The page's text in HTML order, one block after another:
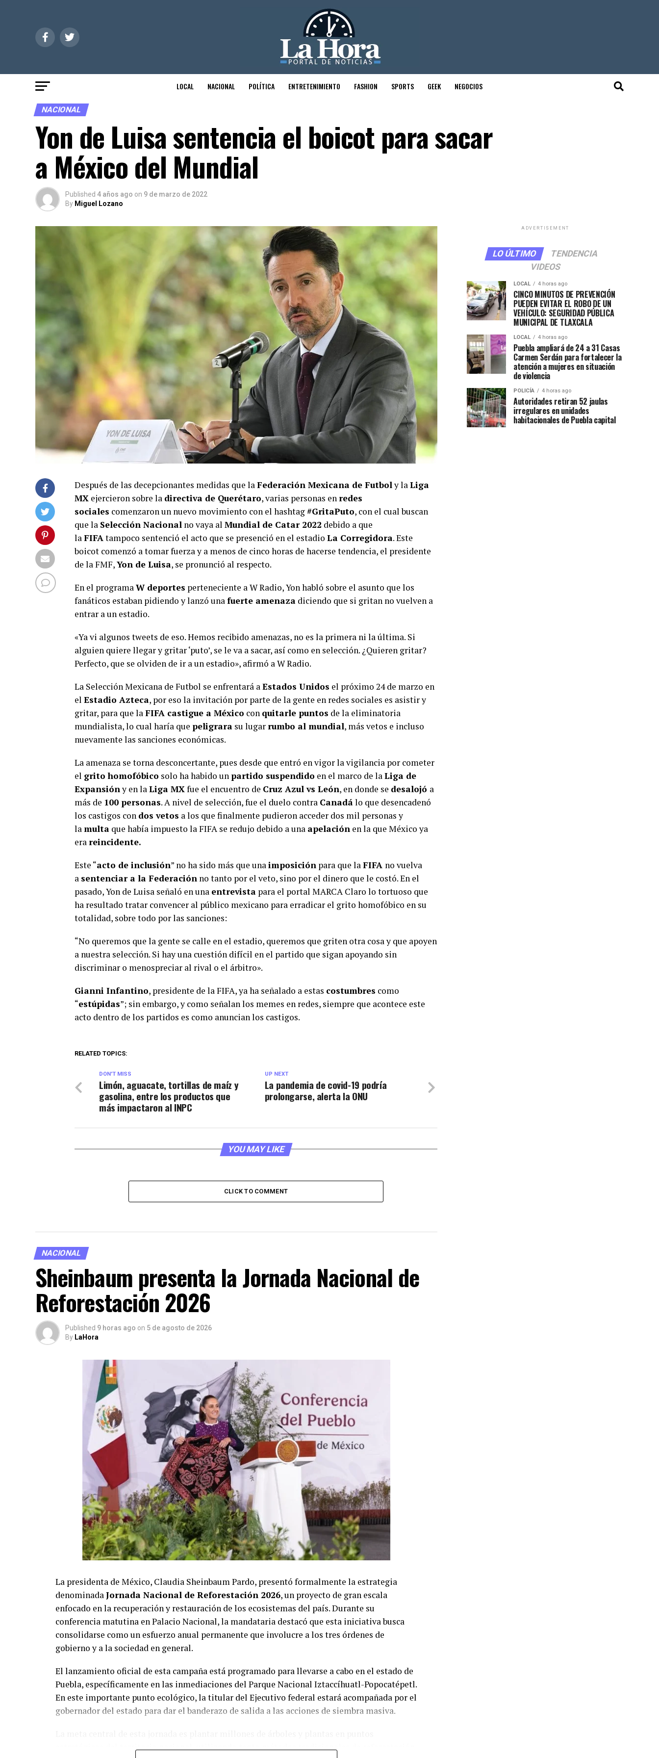
LOCAL NACIONAL POLÍTICA ENTRETENIMIENTO FASHION SPORTS GEEK NEGOCIOS
NACIONAL
Yon de Luisa sentencia el boicot para sacar
a México del Mundial
Published 4 años ago on 9 de marzo de 2022
By Miguel Lozano
Después de las decepcionantes medidas que laFederación Mexicana de Futboly laLiga
MX ejercieron sobre la directiva de Querétaro, varias personas enredes
sociales comenzaron un nuevo movimiento con el hashtag#GritaPuto, con el cual buscan
que la Selección Nacional no vaya al Mundial de Catar 2022 debido a que
laFIFAtampoco sentenció el acto que se presenció en el estadio La Corregidora. Este
boicot comenzó a tomar fuerza y a menos de cinco horas de hacerse tendencia, el presidente
de la FMF,Yon de Luisa, se pronunció al respecto.
En el programaW deportes perteneciente a W Radio, Yon habló sobre el asunto que los
fanáticos estaban pidiendo y lanzó unafuerte amenaza diciendo que si gritan no vuelven a
entrar a un estadio.
«Ya vi algunos tweets de eso. Hemos recibido amenazas, no es la primera ni la última. Si
alguien quiere llegar y gritar ‘puto’, se le va a sacar, así como en selección. ¿Quieren gritar?
Perfecto, que se olviden de ir a un estadio», afirmó a W Radio.
La Selección Mexicana de Futbol se enfrentará aEstados Unidos el próximo 24 de marzo en
el Estadio Azteca, por eso la invitación por parte de la gente en redes sociales es asistir y
gritar, para que laFIFA castigue a México con quitarle puntos de la eliminatoria
mundialista, lo cual haría que peligrara su lugarrumbo al mundial, más vetos e incluso
nuevamente las sanciones económicas.
La amenaza se torna desconcertante, pues desde que entró en vigor la vigilancia por cometer
el grito homofóbico solo ha habido un partido suspendido en el marco de laLiga de
Expansióny en laLiga MXfue el encuentro de Cruz Azul vs León, en donde se desalojó a
más de 100 personas. A nivel de selección, fue el duelo contra Canadálo que desencadenó
los castigos con dos vetos a los que finalmente pudieron acceder dos mil personas y
lamulta que había impuesto la FIFA se redujo debido a una apelación en la que México ya
erareincidente.
Este “acto de inclusión” no ha sido más que unaimposición para que laFIFA no vuelva
a sentenciar a la Federación no tanto por el veto, sino por el dinero que le costó. En el
pasado, Yon de Luisa señaló en una entrevista para el portal MARCA Claro lo tortuoso que
ha resultado tratar convencer al público mexicano para erradicar el grito homofóbico en su
totalidad, sobre todo por las sanciones:
“No queremos que la gente se calle en el estadio, queremos que griten otra cosa y que apoyen
a nuestra selección. Si hay una cuestión difícil en el partido que sigan apoyando sin
discriminar o menospreciar al rival o el árbitro».
Gianni Infantino, presidente de la FIFA, ya ha señalado a estas costumbres como
“estúpidas”; sin embargo, y como señalan los memes en redes, siempre que acontece este
acto dentro de los partidos es como anuncian los castigos.
RELATED TOPICS:
UP NEXT
La pandemia de covid-19 podría
prolongarse, alerta la ONU
DON'T MISS
Limón, aguacate, tortillas de maíz y
gasolina, entre los productos que
más impactaron al INPC
YOU MAY LIKE
CLICK TO COMMENT
NACIONAL
Sheinbaum presenta la Jornada Nacional de
Reforestación 2026
Published 9 horas ago on 5 de agosto de 2026
By LaHora
La presidenta de México, Claudia Sheinbaum Pardo, presentó formalmente la estrategia
denominadaJornada Nacional de Reforestación 2026, un proyecto de gran escala
enfocado en la recuperación y restauración de los ecosistemas del país. Durante su
conferencia matutina en Palacio Nacional, la mandataria destacó que esta iniciativa busca
consolidarse como un esfuerzo anual permanente que involucre a los tres órdenes de
gobierno y a la sociedad en general.
El lanzamiento oficial de esta campaña está programado para llevarse a cabo en el estado de
Puebla, específicamente en las inmediaciones del Parque Nacional Iztaccíhuatl-Popocatépetl.
En este importante punto ecológico, la titular del Ejecutivo federal estará acompañada por el
gobernador del estado para dar el banderazo de salida a las acciones de siembra masiva.
estratégicos del territorio nacional, utilizando tanto métodos tradicionales de reforestación
ADVERTISEMENT
LO ÚLTIMO
TENDENCIA
VIDEOS
LOCAL 4 horas ago
CINCO MINUTOS DE PREVENCIÓN
PUEDEN EVITAR EL ROBO DE UN
VEHÍCULO: SEGURIDAD PÚBLICA
MUNICIPAL DE TLAXCALA
LOCAL 4 horas ago
Puebla ampliará de 24 a 31 Casas
Carmen Serdán para fortalecer la
atención a mujeres en situación
de violencia
POLICÍA 4 horas ago
Autoridades retiran 52 jaulas
irregulares en unidades
habitacionales de Puebla capital